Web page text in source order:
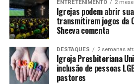
ENTRETENIMENTO 2
Igrejas podem abrir
transmitirem jogos da
Sheeva comenta
DESTAQUES 2 semanas
Igreja Presbiteriana
inclusão de pessoas
pastores